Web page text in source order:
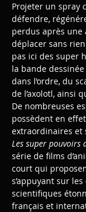
Projeter un spray
défendre,
perdus après une
déplacer sans
pas ici des super
la bande
dans l’ordre, du
de l’axolotl, ainsi
De nombreuses
possèdent en
extraordinaires et
Les super pouvoirs
série de films
court qui
s’appuyant sur
scientifiques
français et